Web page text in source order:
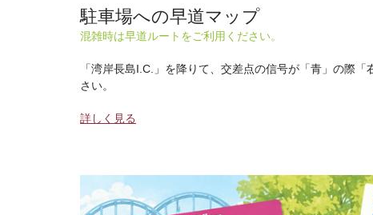
駐車場への早道マップ
混雑時は早道ルートをご利用ください。
「湾岸長島I.C.」を降りて、交差点の信号が「青」の際
さい。
詳しく見る